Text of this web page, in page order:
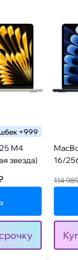
+999
M4
звезда)
16/
114